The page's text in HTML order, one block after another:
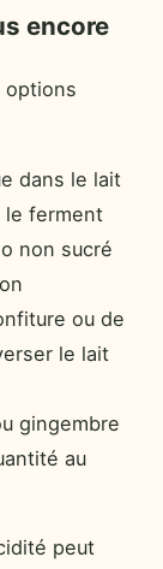
encore
options
dans le lait
le ferment
non sucré
ou de
le lait
gingembre
au
peut